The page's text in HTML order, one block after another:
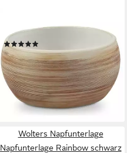
Futternapf Diner Stone braun
ab 17,59 €
lieferbar - in 8-10 Werktagen bei
dir
Wolters Napfunterlage
Napfunterlage Rainbow schwarz